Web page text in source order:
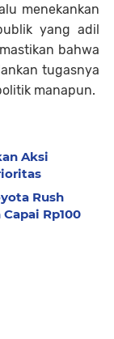
menekankan
yang adil
bahwa
tugasnya
manapun.
Aksi
Rush
Rp100